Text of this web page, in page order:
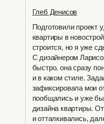
Глеб Денисов
Подготовили проект
квартиры в
строится, но я уже
С дизайнером
быстро. она сразу
и в каком стиле.
зафиксировала мои
пообщались и уже
дизайна квартиры. От
и отталкивались,